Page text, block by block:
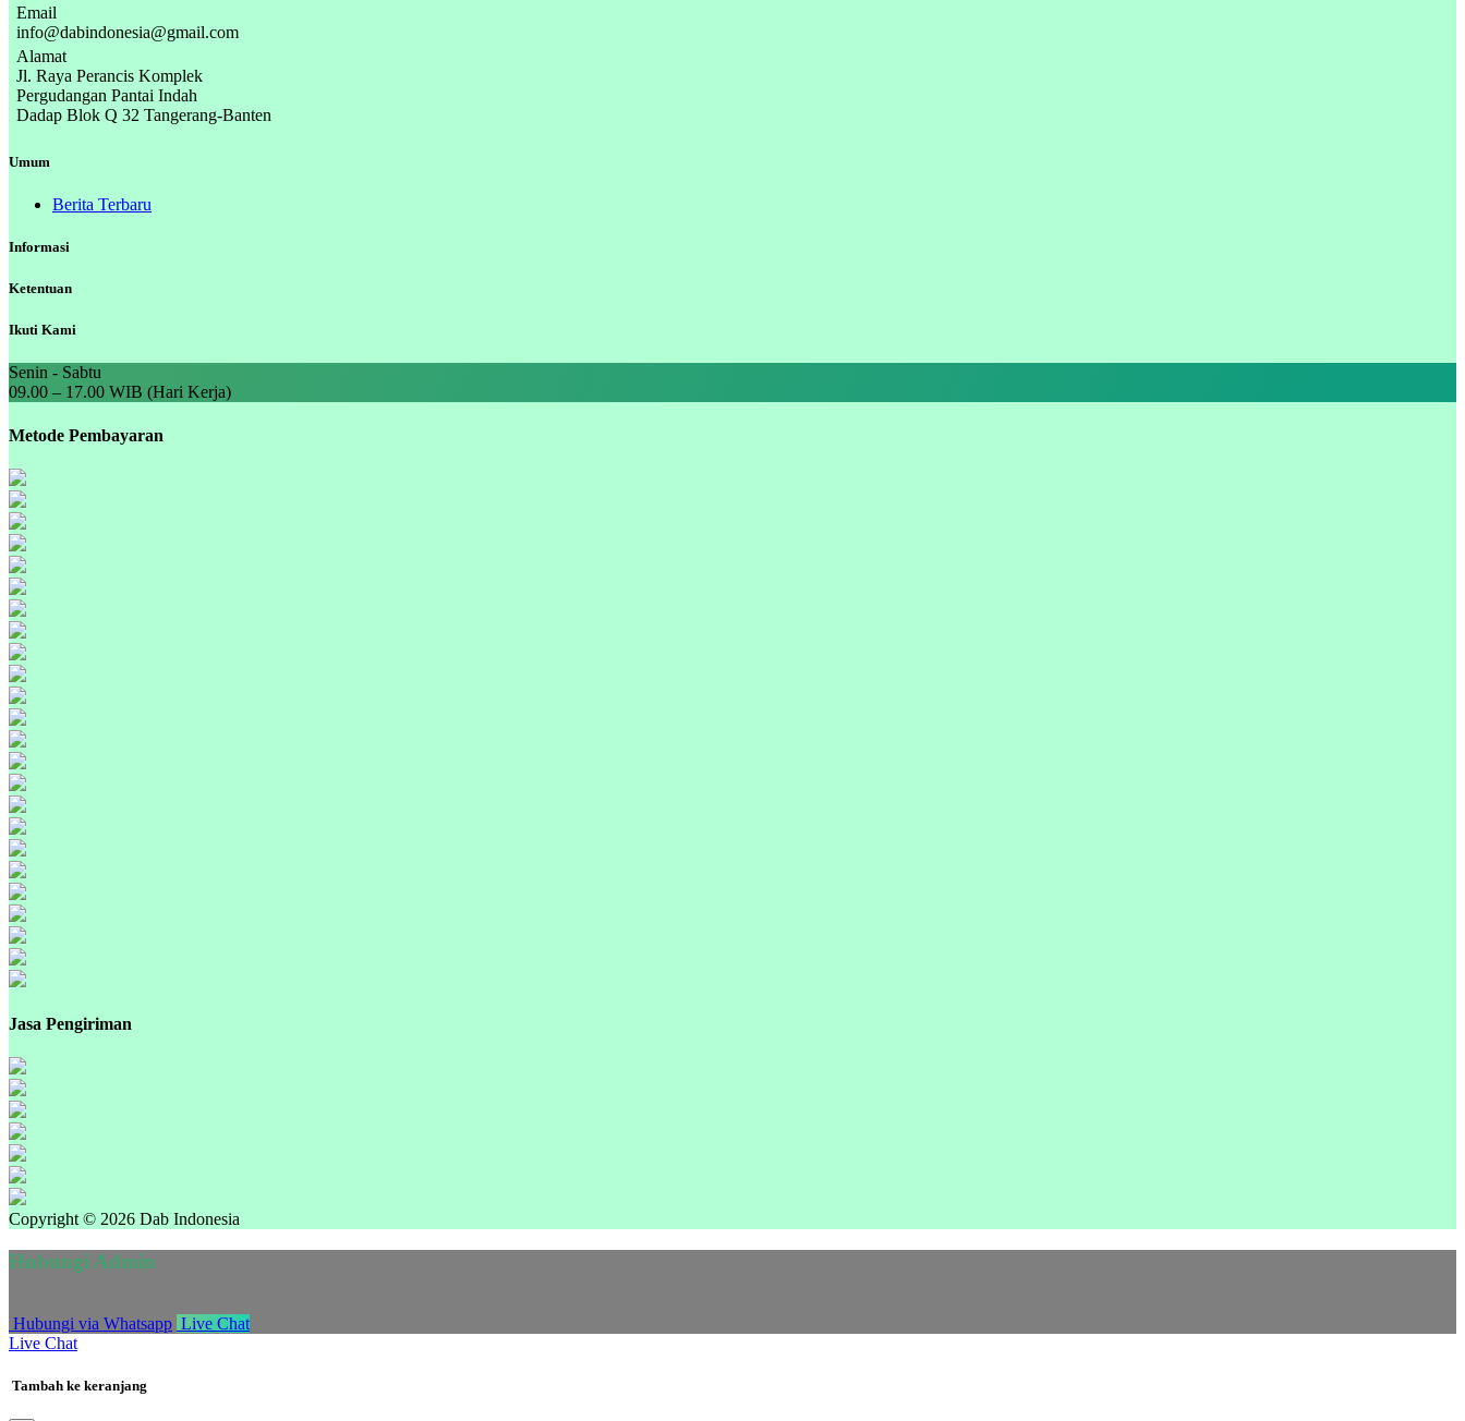
Email
info@dabindonesia@gmail.com
Alamat
Jl. Raya Perancis Komplek
Pergudangan Pantai Indah
Dadap Blok Q 32 Tangerang-Banten
Umum
Berita Terbaru
Informasi
Ketentuan
Ikuti Kami
Senin - Sabtu
09.00 – 17.00 WIB (Hari Kerja)
Metode Pembayaran
Jasa Pengiriman
Copyright © 2026 Dab Indonesia
Hubungi Admin
Hubungi via Whatsapp Live Chat
Live Chat
Tambah ke keranjang